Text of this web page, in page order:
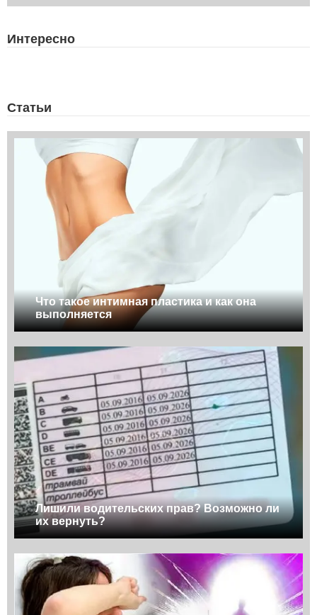
Интересно
Статьи
Что такое интимная пластика и как она
выполняется
Лишили водительских прав? Возможно ли
их вернуть?